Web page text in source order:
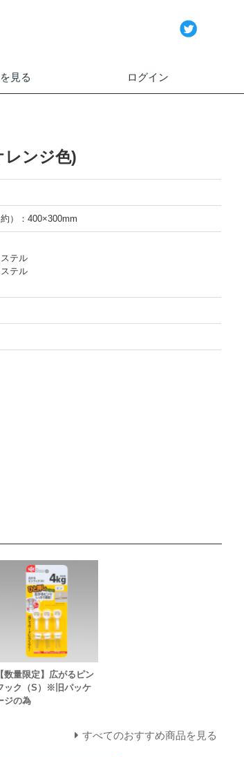
見る ログイン
レンジ色)
）：400×300mm
テル
テル
【数量限定】広がるピン
ック（S）※旧パッケ
ジの為
すべてのおすすめ商品を見る